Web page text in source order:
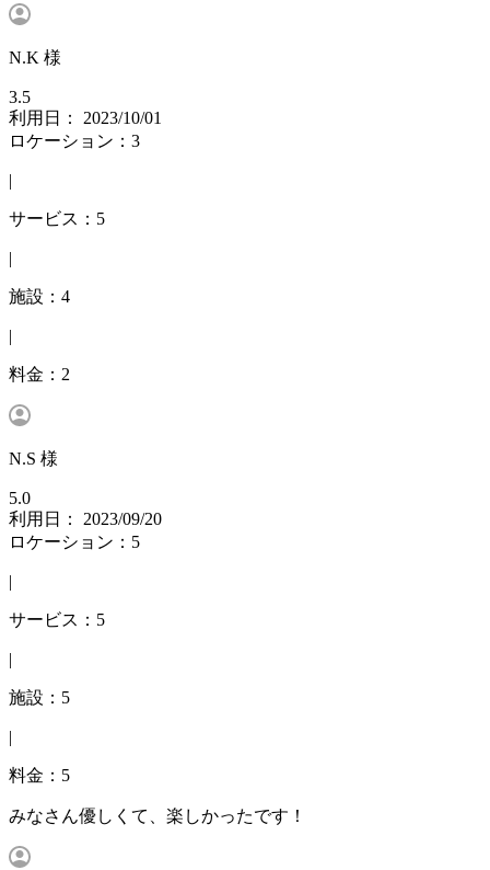
N.K 様
3.5
利用日： 2023/10/01
ロケーション：3
|
サービス：5
|
施設：4
|
料金：2
N.S 様
5.0
利用日： 2023/09/20
ロケーション：5
|
サービス：5
|
施設：5
|
料金：5
みなさん優しくて、楽しかったです！